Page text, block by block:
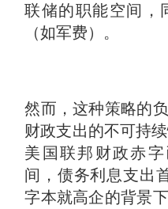
联储的职能空间，
（如军费）。
然而，这种策略的
财政支出的不可持
美国联邦财政赤
间，债务利息支出
字本就高企的背景